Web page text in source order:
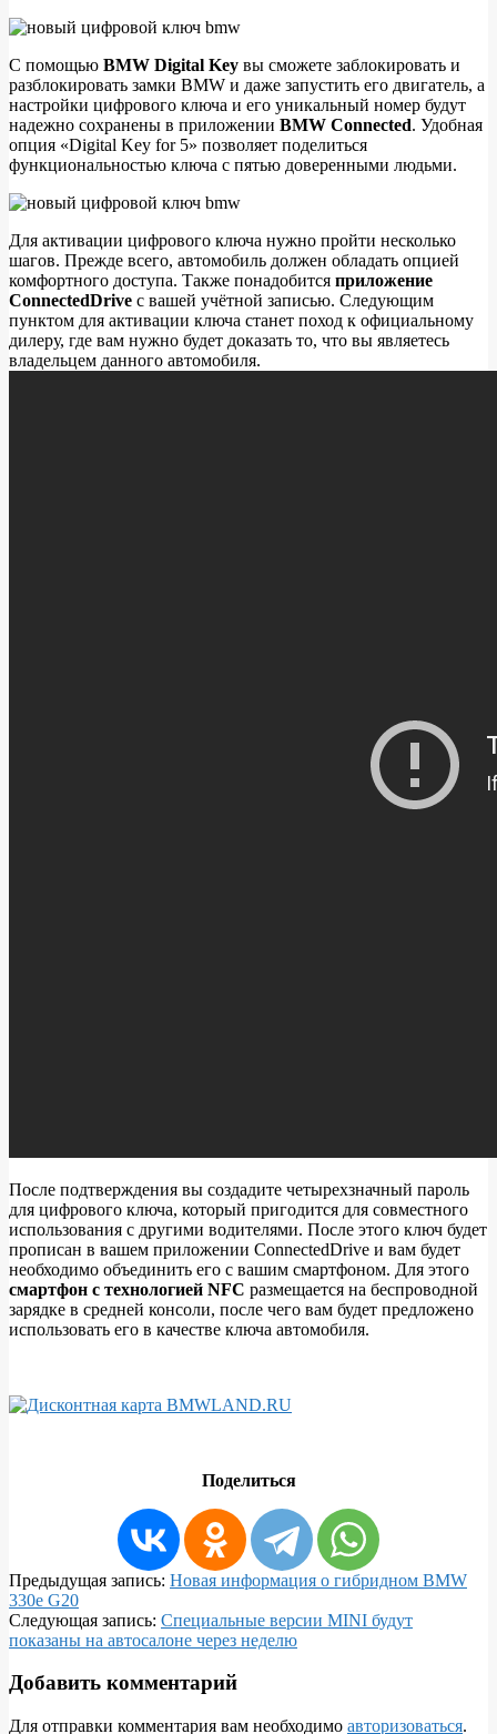
С помощью BMW Digital Key вы сможете заблокировать и
разблокировать замки BMW и даже запустить его двигатель, а
настройки цифрового ключа и его уникальный номер будут
надежно сохранены в приложении BMW Connected. Удобная
опция «Digital Key for 5» позволяет поделиться
функциональностью ключа с пятью доверенными людьми.
Для активации цифрового ключа нужно пройти несколько
шагов. Прежде всего, автомобиль должен обладать опцией
комфортного доступа. Также понадобится приложение
ConnectedDrive с вашей учётной записью. Следующим
пунктом для активации ключа станет поход к официальному
дилеру, где вам нужно будет доказать то, что вы являетесь
владельцем данного автомобиля.
После подтверждения вы создадите четырехзначный пароль
для цифрового ключа, который пригодится для совместного
использования с другими водителями. После этого ключ будет
прописан в вашем приложении ConnectedDrive и вам будет
необходимо объединить его с вашим смартфоном. Для этого
смартфон с технологией NFC размещается на беспроводной
зарядке в средней консоли, после чего вам будет предложено
использовать его в качестве ключа автомобиля.
Поделиться
2018-
11-
19
Предыдущая запись: Новая информация о гибридном BMW
330e G20
Следующая запись: Специальные версии MINI будут
показаны на автосалоне через неделю
Добавить комментарий
Для отправки комментария вам необходимо авторизоваться.